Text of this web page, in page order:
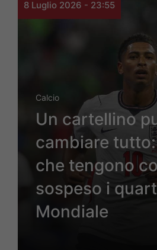
8 Luglio 2026 - 23:55
Calcio
Un cartellino
cambiare
che tengono
sospeso i
Mondiale